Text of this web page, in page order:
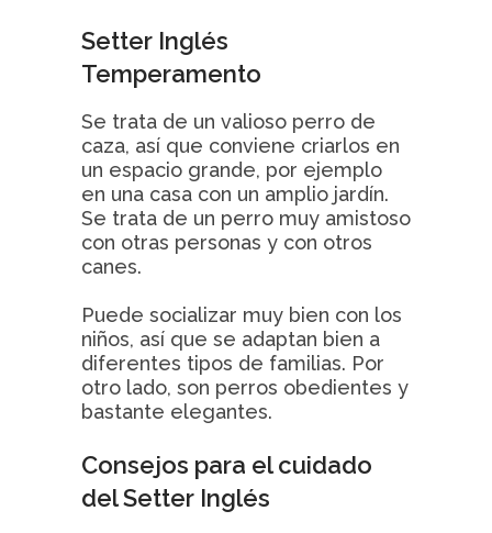
Setter Inglés
Temperamento
Se trata de un valioso perro de
caza, así que conviene criarlos en
un espacio grande, por ejemplo
en una casa con un amplio jardín.
Se trata de un perro muy amistoso
con otras personas y con otros
canes.
Puede socializar muy bien con los
niños, así que se adaptan bien a
diferentes tipos de familias. Por
otro lado, son perros obedientes y
bastante elegantes.
Consejos para el cuidado
del Setter Inglés